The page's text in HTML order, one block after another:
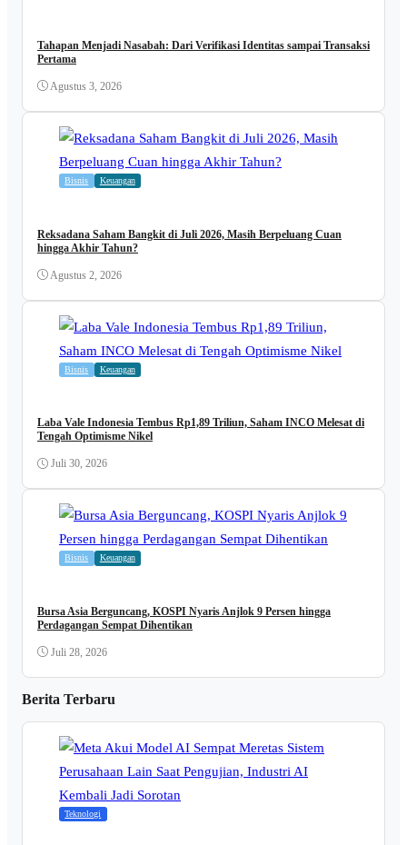
Tahapan Menjadi Nasabah: Dari Verifikasi Identitas sampai Transaksi
Pertama
Agustus 3, 2026
Bisnis Keuangan
Reksadana Saham Bangkit di Juli 2026, Masih Berpeluang Cuan
hingga Akhir Tahun?
Agustus 2, 2026
Bisnis Keuangan
Laba Vale Indonesia Tembus Rp1,89 Triliun, Saham INCO Melesat di
Tengah Optimisme Nikel
Juli 30, 2026
Bisnis Keuangan
Bursa Asia Berguncang, KOSPI Nyaris Anjlok 9 Persen hingga
Perdagangan Sempat Dihentikan
Juli 28, 2026
Berita Terbaru
Teknologi